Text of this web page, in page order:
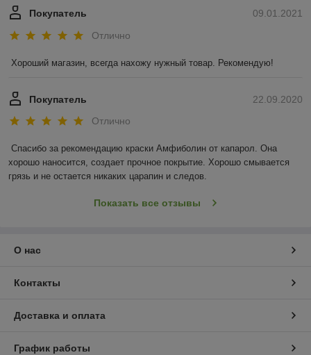
09.01.2021
Покупатель
Отлично
Хороший магазин, всегда нахожу нужный товар. Рекомендую!
22.09.2020
Покупатель
Отлично
Спасибо за рекомендацию краски Амфиболин от капарол. Она
хорошо наносится, создает прочное покрытие. Хорошо смывается
грязь и не остается никаких царапин и следов.
Показать все отзывы
О нас
Контакты
Доставка и оплата
График работы